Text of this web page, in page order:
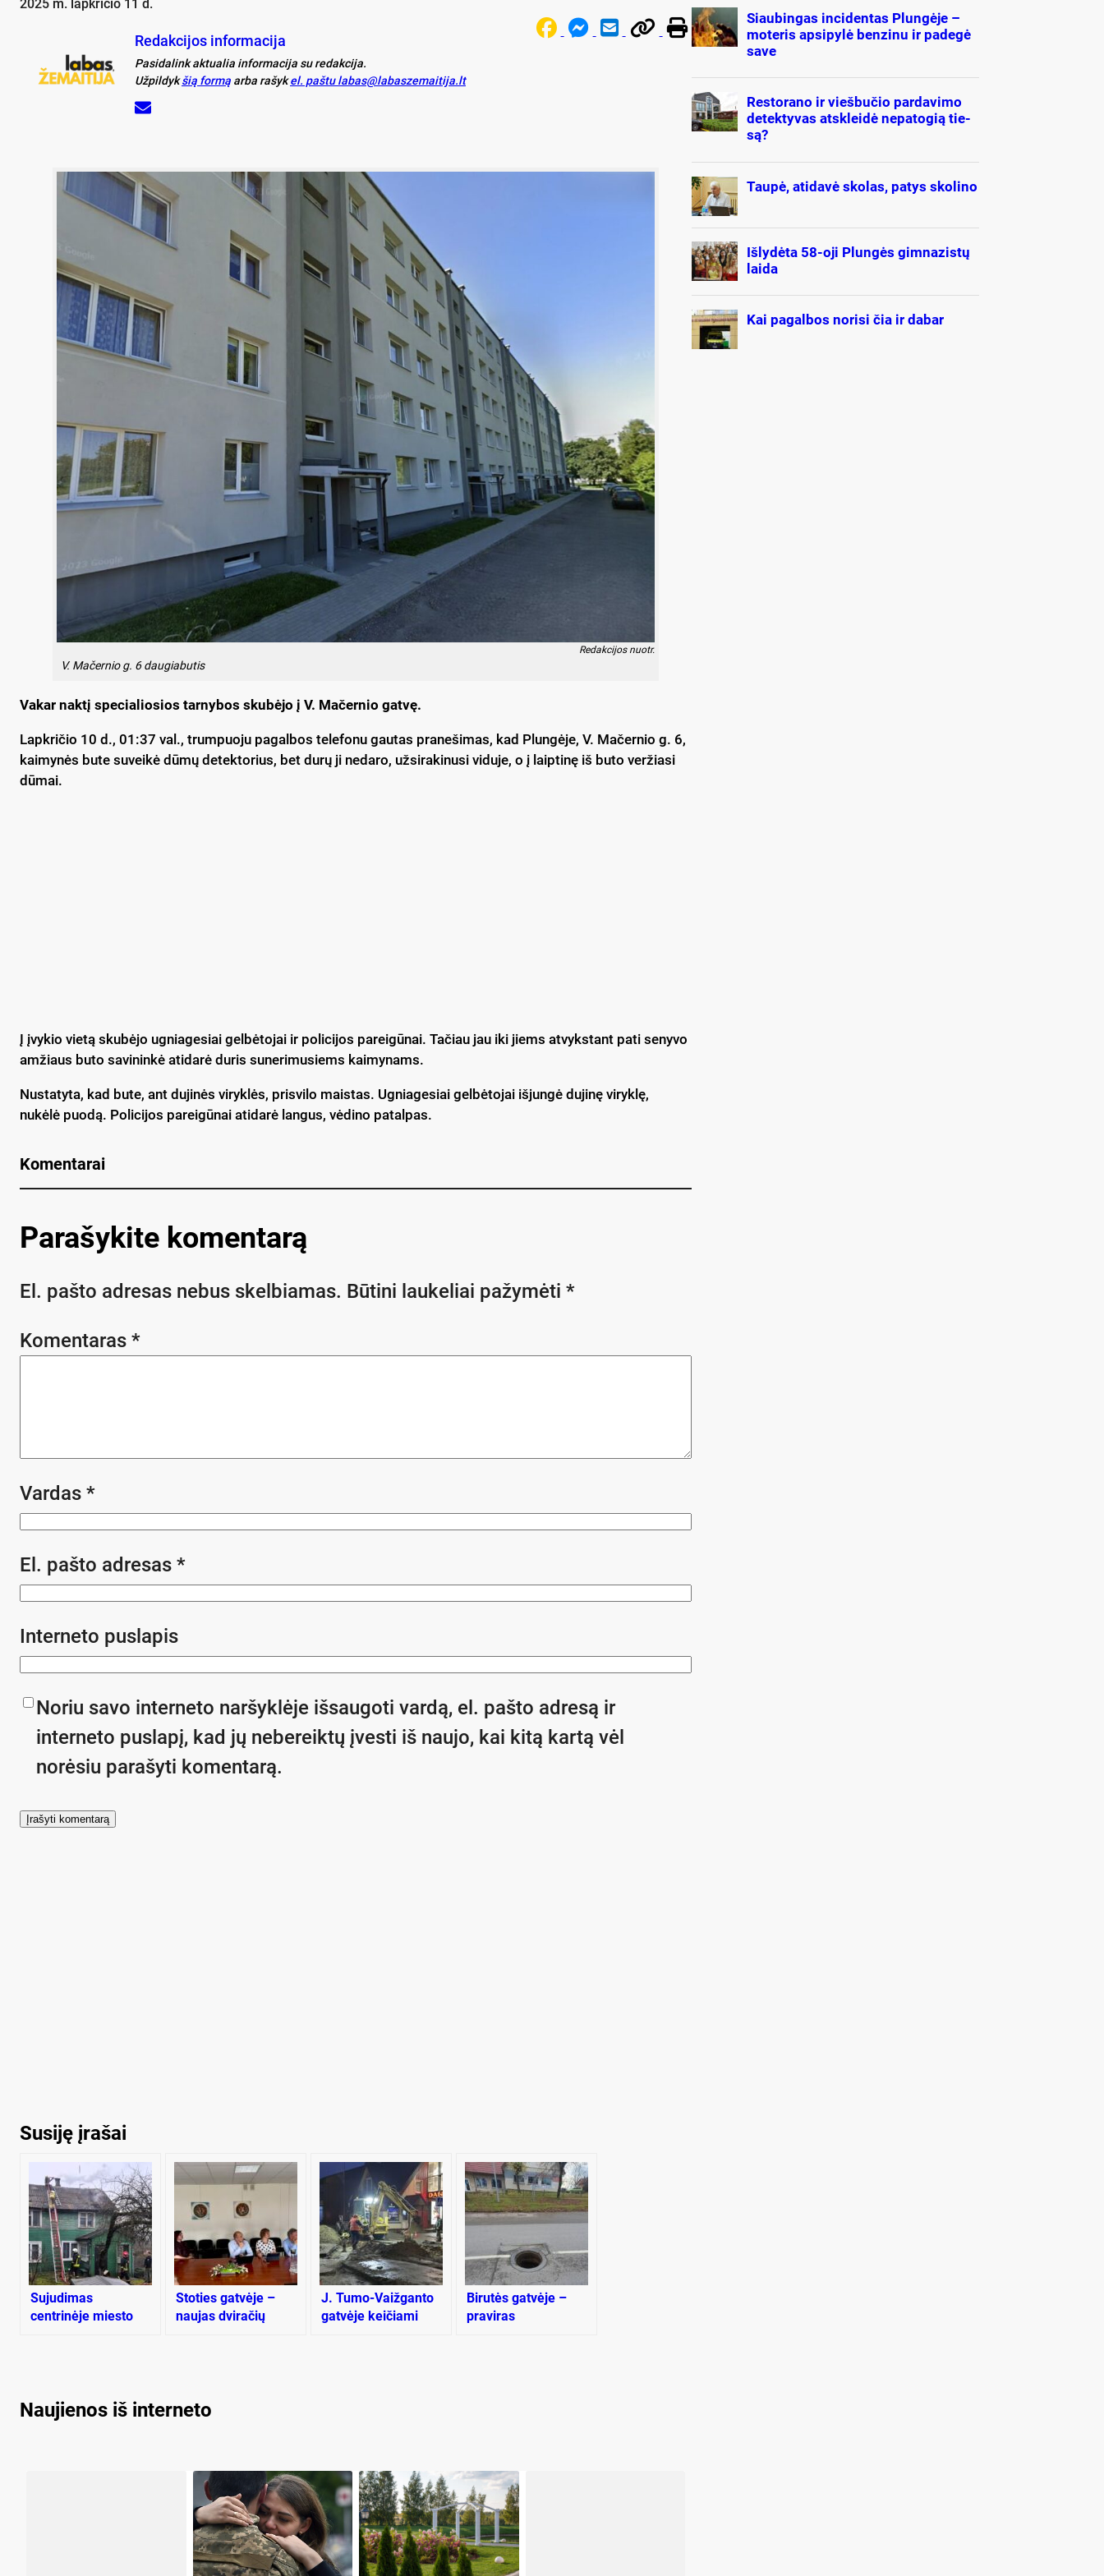
2025 m. lapkričio 11 d.
Redakcijos informacija
Pasidalink aktualia informacija su redakcija.
Užpildykšią formą arba rašykel. paštu labas@labaszemaitija.lt
Redakcijos nuotr.
V. Mačernio g. 6 daugiabutis
Vakar naktį specialiosios tarnybos skubėjo į V. Mačernio gatvę.
Lapkričio 10 d., 01:37 val., trumpuoju pagalbos telefonu gautas pranešimas, kad Plungėje, V. Mačernio g. 6,
kaimynės bute suveikė dūmų detektorius, bet durų ji nedaro, užsirakinusi viduje, o į laiptinę iš buto veržiasi
dūmai.
Į įvykio vietą skubėjo ugniagesiai gelbėtojai ir policijos pareigūnai. Tačiau jau iki jiems atvykstant pati senyvo
amžiaus buto savininkė atidarė duris sunerimusiems kaimynams.
Nustatyta, kad bute, ant dujinės viryklės, prisvilo maistas. Ugniagesiai gelbėtojai išjungė dujinę viryklę,
nukėlė puodą. Policijos pareigūnai atidarė langus, vėdino patalpas.
Komentarai
Parašykite komentarą
El. pašto adresas nebus skelbiamas. Būtini laukeliai pažymėti *
Komentaras *
Vardas *
El. pašto adresas *
Interneto puslapis
Noriu savo interneto naršyklėje išsaugoti vardą, el. pašto adresą ir
interneto puslapį, kad jų nebereiktų įvesti iš naujo, kai kitą kartą vėl
norėsiu parašyti komentarą.
Susiję įrašai
Sujudimas
centrinėje miesto
Stoties gatvėje –
naujas dviračių
J. Tumo-Vaižganto
gatvėje keičiami
Birutės gatvėje –
praviras
Naujienos iš interneto